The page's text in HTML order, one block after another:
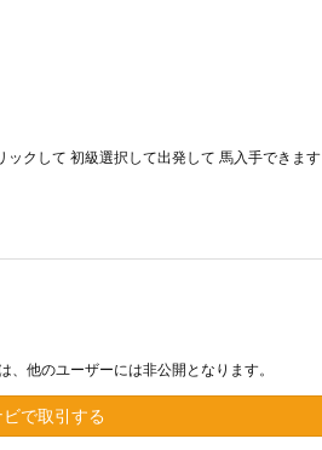
クして 初級選択して出発して 馬入手できます
他のユーザーには非公開となります。
で取引する